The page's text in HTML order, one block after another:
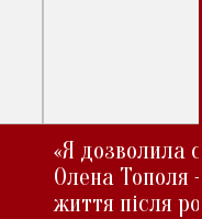
«Я дозволила
Олена Тополя
життя після